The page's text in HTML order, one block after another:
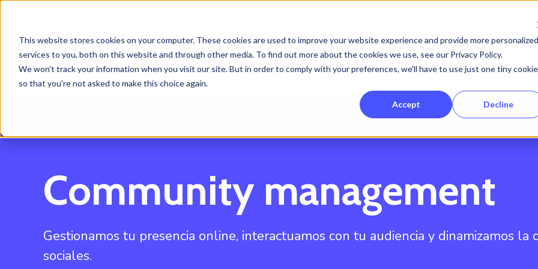
This website stores cookies on your computer. These cookies are used to improve your website experience and provide more personalized
services to you, both on this website and through other media. To find out more about the cookies we use, see our Privacy Policy.
We won't track your information when you visit our site. But in order to comply with your preferences, we'll have to use just one tiny cookie
so that you're not asked to make this choice again.
Accept Decline
ServiciosShow submenu for Servicios
Proyectos Clientes
Community management
Gestionamos tu presencia online, interactuamos con tu audiencia y dinamizamos la
sociales.